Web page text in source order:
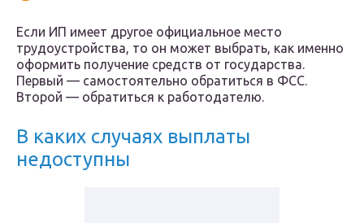
Если ИП имеет другое официальное место
трудоустройства, то он может выбрать, как именно
оформить получение средств от государства.
Первый — самостоятельно обратиться в ФСС.
Второй — обратиться к работодателю.
В каких случаях выплаты
недоступны